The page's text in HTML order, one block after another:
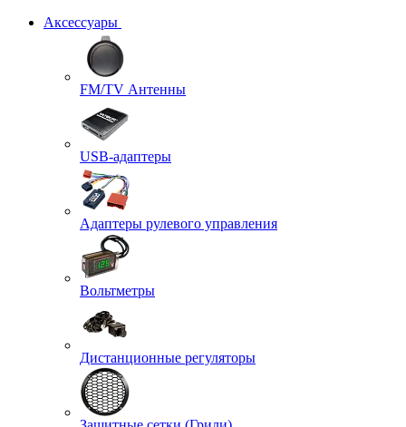
Аксессуары
FM/TV Антенны
USB-адаптеры
Адаптеры рулевого управления
Вольтметры
Дистанционные регуляторы